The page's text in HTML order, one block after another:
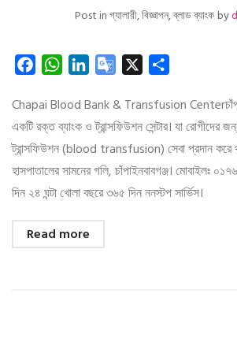
Post inগ্যালারী,বিজ্ঞাপন,ব্লাড ব্যাংকby
FacebookWhatsAppLinkedInGoogle
Chapai Blood Bank & Transfusion
একটি রক্ত ব্যাংক ও ট্রান্সফিউশন সেন্টার। যা রোগীদের
ট্রান্সফিউশন (blood transfusion) সেবা প্রদান করে
হাসপাতালের সামনের গলি, চাঁপাইনবাবগঞ্জ। মোবাইলঃ
দিন ২৪ ঘন্টা খোলা বছরে ৩৬৫ দিন ননস্টপ সার্ভিস।
Read more